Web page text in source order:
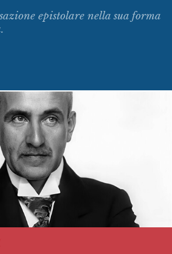
epistolare nella sua forma